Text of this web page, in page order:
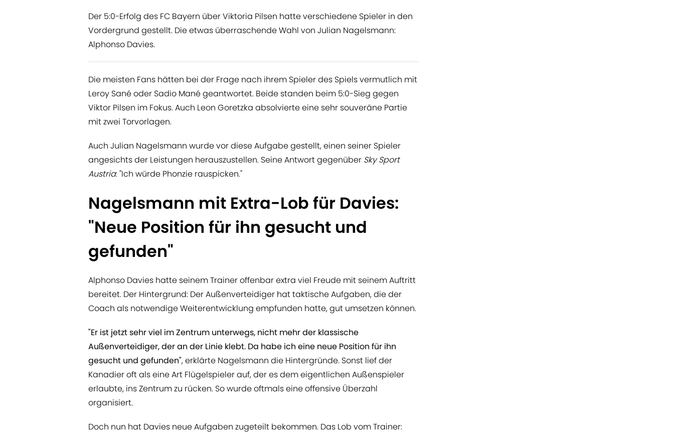
Der 5:0-Erfolg des FC Bayern über Viktoria Pilsen hatte verschiedene Spieler in den
Vordergrund gestellt. Die etwas überraschende Wahl von Julian Nagelsmann:
Alphonso Davies.
Die meisten Fans hätten bei der Frage nach ihrem Spieler des Spiels vermutlich mit
Leroy Sané oder Sadio Mané geantwortet. Beide standen beim 5:0-Sieg gegen
Viktor Pilsen im Fokus. Auch Leon Goretzka absolvierte eine sehr souveräne Partie
mit zwei Torvorlagen.
Auch Julian Nagelsmann wurde vor diese Aufgabe gestellt, einen seiner Spieler
angesichts der Leistungen herauszustellen. Seine Antwort gegenüber Sky Sport
Austria: "Ich würde Phonzie rauspicken."
Nagelsmann mit Extra-Lob für Davies:
"Neue Position für ihn gesucht und
gefunden"
Alphonso Davies hatte seinem Trainer offenbar extra viel Freude mit seinem Auftritt
bereitet. Der Hintergrund: Der Außenverteidiger hat taktische Aufgaben, die der
Coach als notwendige Weiterentwicklung empfunden hatte, gut umsetzen können.
"Er ist jetzt sehr viel im Zentrum unterwegs, nicht mehr der klassische
Außenverteidiger, der an der Linie klebt. Da habe ich eine neue Position für ihn
gesucht und gefunden", erklärte Nagelsmann die Hintergründe. Sonst lief der
Kanadier oft als eine Art Flügelspieler auf, der es dem eigentlichen Außenspieler
erlaubte, ins Zentrum zu rücken. So wurde oftmals eine offensive Überzahl
organisiert.
Doch nun hat Davies neue Aufgaben zugeteilt bekommen. Das Lob vom Trainer: